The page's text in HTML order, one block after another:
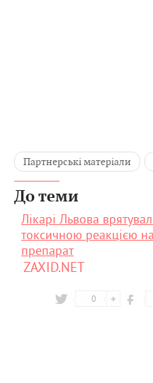
Партнерські матеріали
До теми
Лікарі Львова
токсичною реакцією
препарат
ZAXID.NET
0